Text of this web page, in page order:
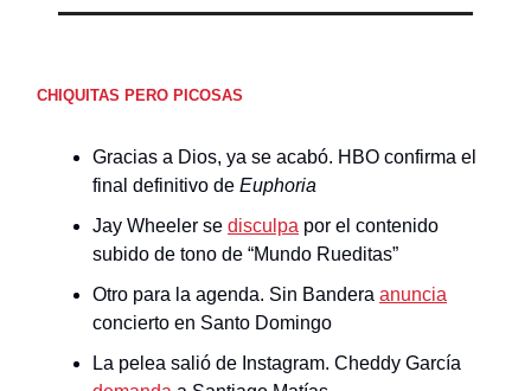
CHIQUITAS PERO PICOSAS
Gracias a Dios, ya se acabó. HBO confirma el
final definitivo de Euphoria
Jay Wheeler se disculpa por el contenido
subido de tono de “Mundo Rueditas”
Otro para la agenda. Sin Bandera anuncia
concierto en Santo Domingo
La pelea salió de Instagram. Cheddy García